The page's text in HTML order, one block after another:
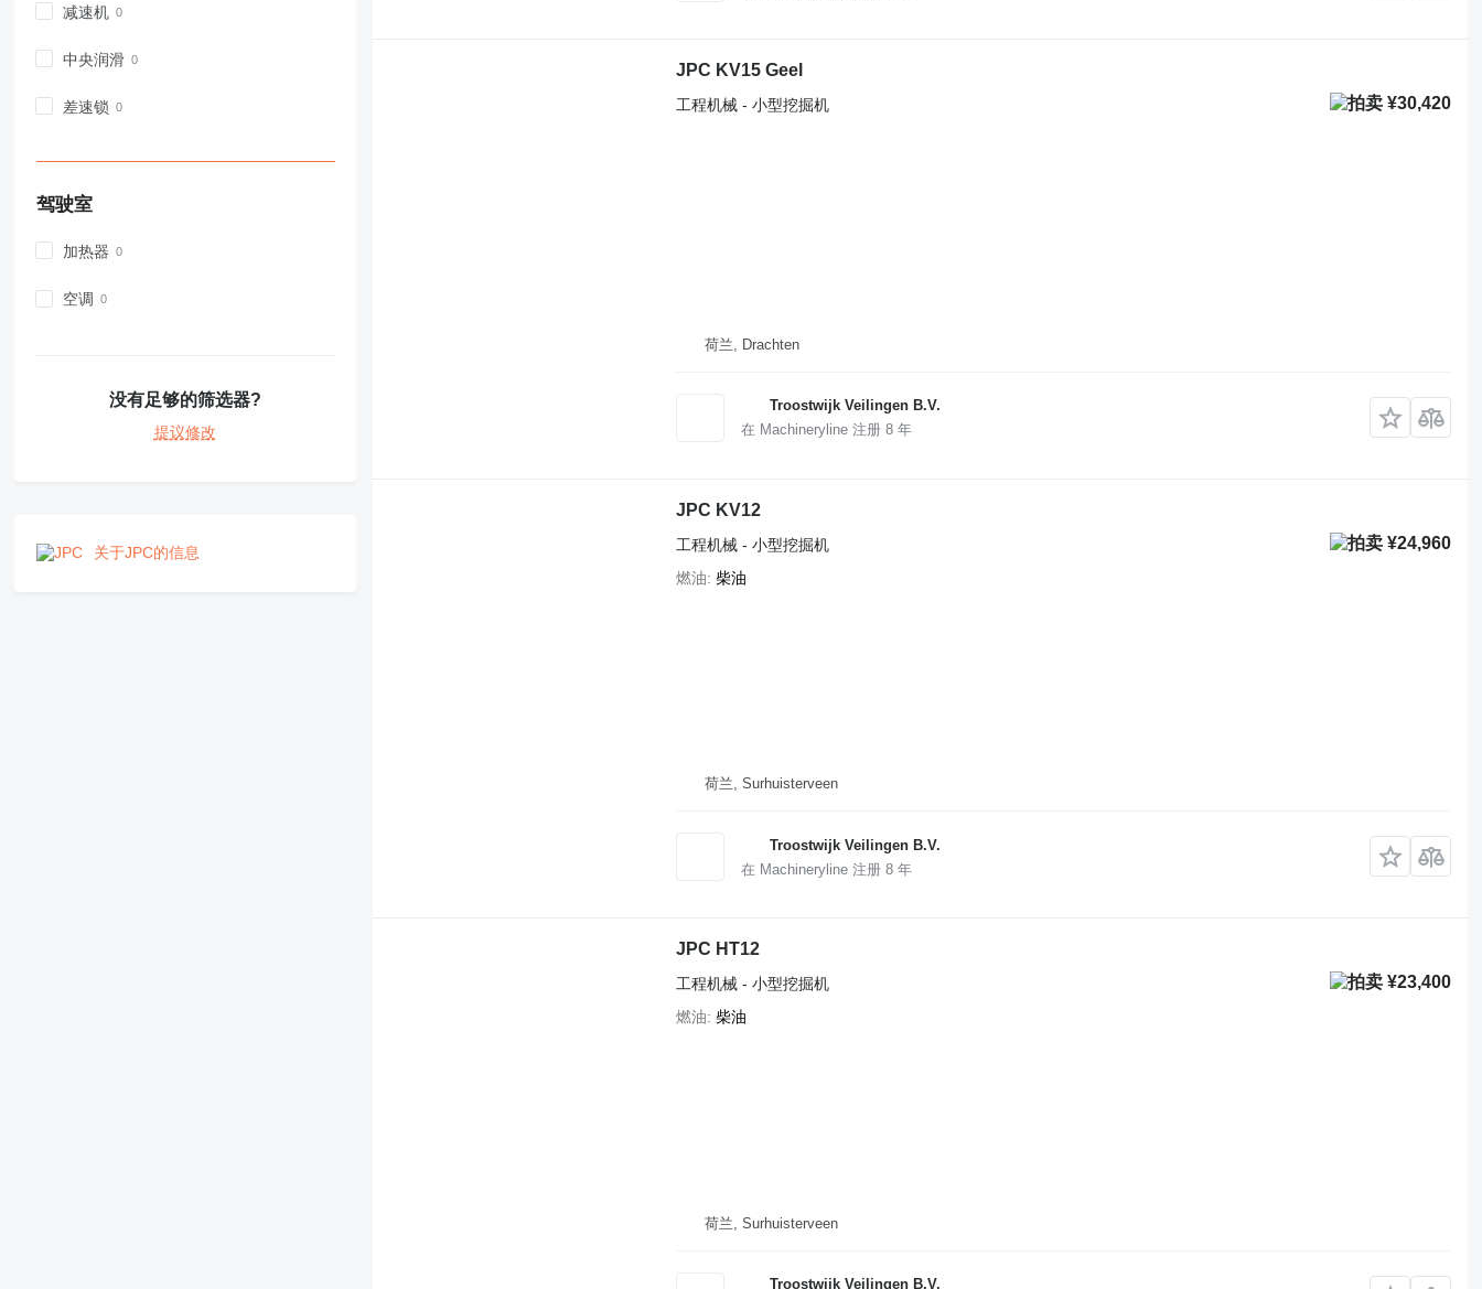
AP
CB
CS
GC
M-series
NR
减速机
中央润滑
差速锁
驾驶室
加热器
空调
没有足够的筛选器?
提议修改
关于JPC的信息
JPC KV15 Geel
¥30,420
工程机械 - 小型挖掘机
荷兰, Drachten
Troostwijk Veilingen B.V.
在 Machineryline 注册 8年
JPC KV12
¥24,960
工程机械 - 小型挖掘机
燃油 柴油
荷兰, Surhuisterveen
Troostwijk Veilingen B.V.
在 Machineryline 注册 8年
JPC HT12
¥23,400
工程机械 - 小型挖掘机
燃油 柴油
荷兰, Surhuisterveen
Troostwijk Veilingen B.V.